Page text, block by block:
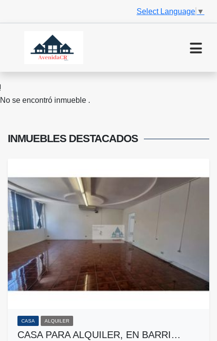
Select Language ▼
No se encontró inmueble .
INMUEBLES DESTACADOS
CASA ALQUILER
CASA PARA ALQUILER, EN BARRI…